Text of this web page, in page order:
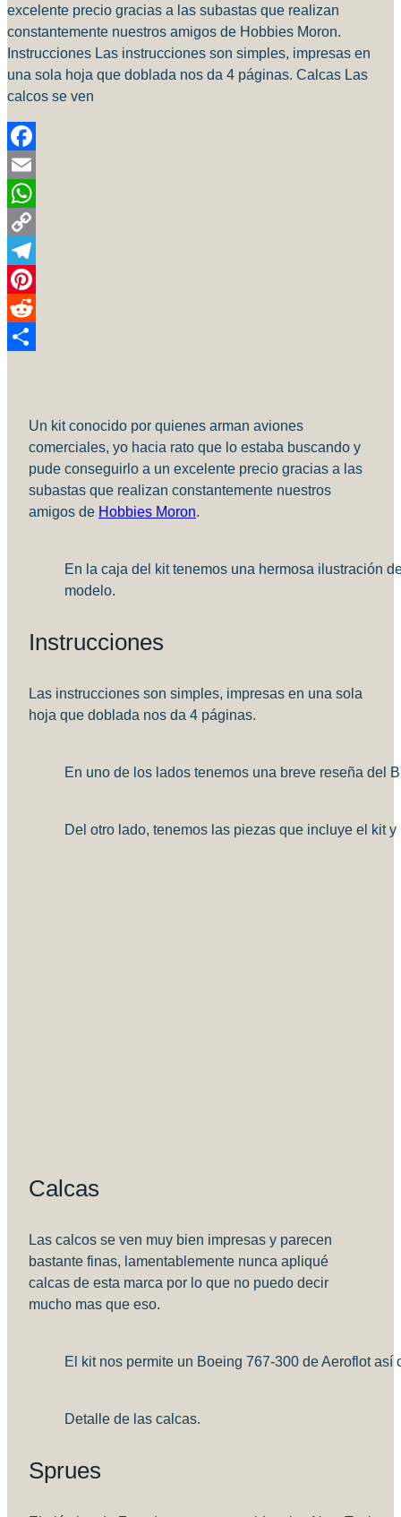
excelente precio gracias a las subastas que realizan
constantemente nuestros amigos de Hobbies Moron.
Instrucciones Las instrucciones son simples, impresas en
una sola hoja que doblada nos da 4 páginas. Calcas Las
calcos se ven
Facebook
Email
WhatsApp
Copy
Link
Telegram
Pinterest
Reddit
Un kit conocido por quienes arman aviones
comerciales, yo hacia rato que lo estaba buscando y
pude conseguirlo a un excelente precio gracias a las
subastas que realizan constantemente nuestros
amigos de Hobbies Moron.
En la caja del kit tenemos una hermosa ilustración
modelo.
Instrucciones
Las instrucciones son simples, impresas en una sola
hoja que doblada nos da 4 páginas.
En uno de los lados tenemos una breve reseña del
Del otro lado, tenemos las piezas que incluye el kit
Calcas
Las calcos se ven muy bien impresas y parecen
bastante finas, lamentablemente nunca apliqué
calcas de esta marca por lo que no puedo decir
mucho mas que eso.
El kit nos permite un Boeing 767-300 de Aeroflot
Detalle de las calcas.
Sprues